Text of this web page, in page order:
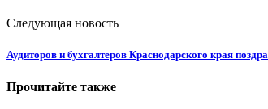
Следующая новость
Аудиторов и бухгалтеров Краснодарского края
Прочитайте также